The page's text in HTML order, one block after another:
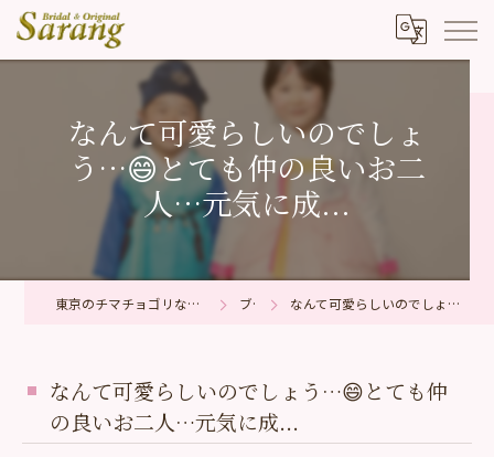
なんて可愛らしいのでしょ
う…😄とても仲の良いお二
人…元気に成...
東京のチマチョゴリならブライダル＆オリジナル サラン ブログ なんて可愛らしいのでしょう…😄とても仲の良いお二人…元気に成...
なんて可愛らしいのでしょう…😄とても仲
の良いお二人…元気に成...